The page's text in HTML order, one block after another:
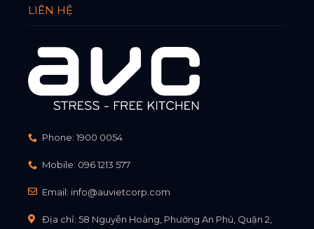
LIÊN HỆ
Phone: 1900 0054
Mobile: 096 1213 577
Email: info@auvietcorp.com
Địa chỉ: 58 Nguyễn Hoàng, Phường An Phú, Quận 2,